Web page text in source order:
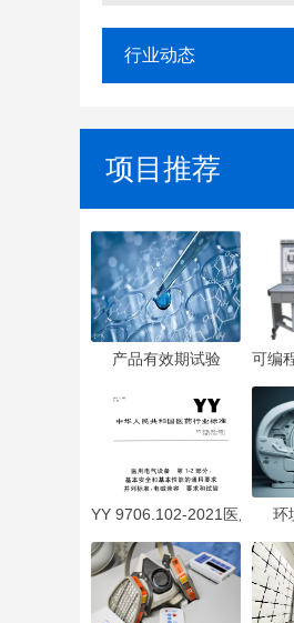
行业动态
项目推荐
产品有效期试验 可编
YY 9706.102-2021医用电气环